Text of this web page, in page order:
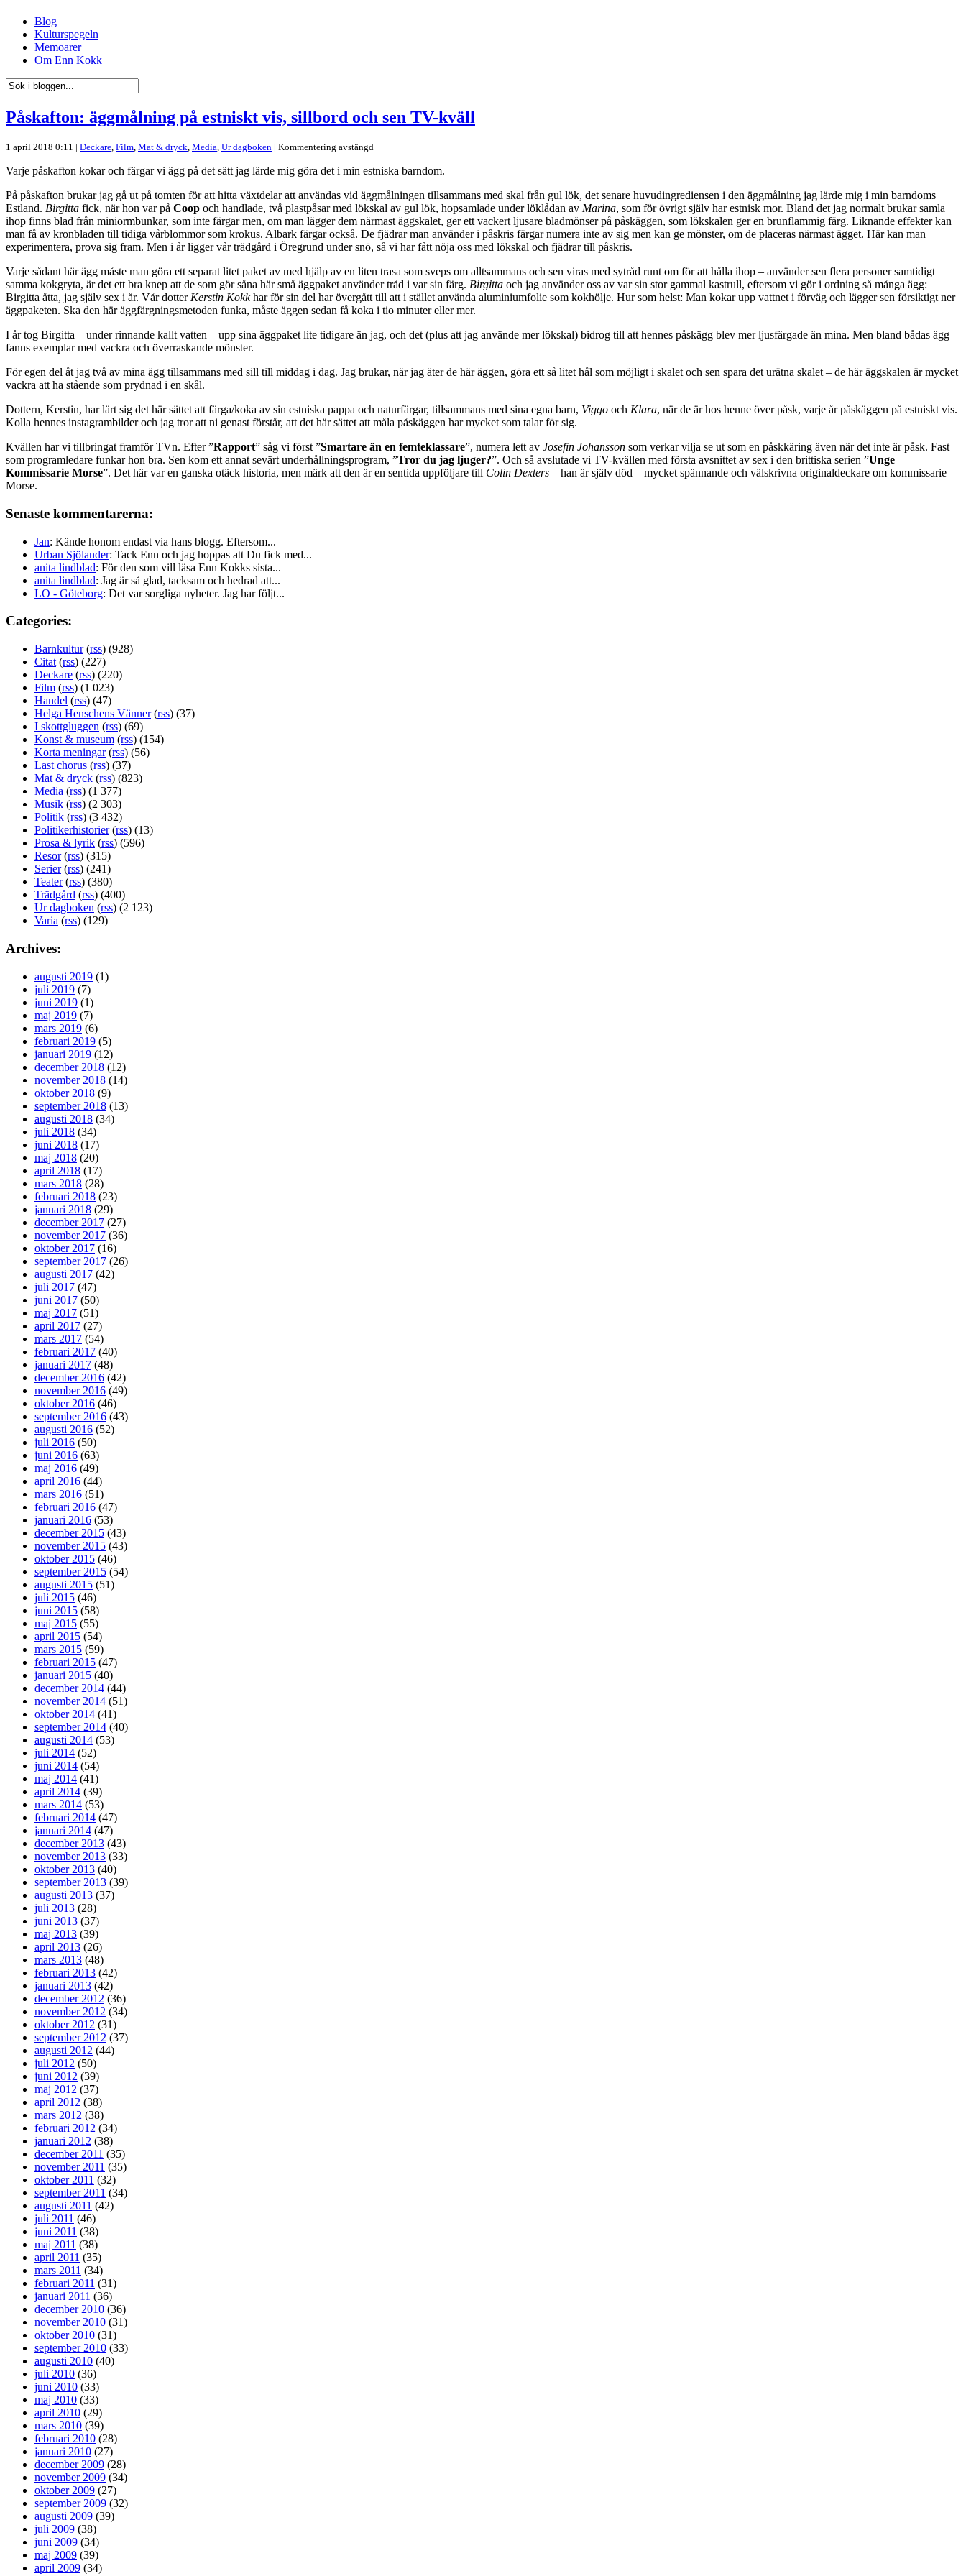
Blog
Kulturspegeln
Memoarer
Om Enn Kokk
Påskafton: äggmålning på estniskt vis, sillbord och sen TV-kväll
1 april 2018 0:11 | Deckare, Film, Mat & dryck, Media, Ur dagboken | Kommentering avstängd
Varje påskafton kokar och färgar vi ägg på det sätt jag lärde mig göra det i min estniska barndom.
På påskafton brukar jag gå ut på tomten för att hitta växtdelar att användas vid äggmålningen tillsammans med skal från gul lök, det senare huvudingrediensen i den äggmålning jag lärde mig i min barndoms
Estland. Birgitta fick, när hon var på Coop och handlade, två plastpåsar med lökskal av gul lök, hopsamlade under löklådan av Marina, som för övrigt själv har estnisk mor. Bland det jag normalt brukar samla
ihop finns blad från miniormbunkar, som inte färgar men, om man lägger dem närmast äggskalet, ger ett vackert ljusare bladmönser på påskäggen, som lökskalen ger en brunflammig färg. Liknande effekter kan
man få av kronbladen till tidiga vårblommor som krokus. Albark färgar också. De fjädrar man använder i påskris färgar numera inte av sig men kan ge mönster, om de placeras närmast ägget. Här kan man
experimentera, prova sig fram. Men i år ligger vår trädgård i Öregrund under snö, så vi har fått nöja oss med lökskal och fjädrar till påskris.
Varje sådant här ägg måste man göra ett separat litet paket av med hjälp av en liten trasa som sveps om alltsammans och sen viras med sytråd runt om för att hålla ihop – använder sen flera personer samtidigt
samma kokgryta, är det ett bra knep att de som gör såna här små äggpaket använder tråd i var sin färg. Birgitta och jag använder oss av var sin stor gammal kastrull, eftersom vi gör i ordning så många ägg:
Birgitta åtta, jag själv sex i år. Vår dotter Kerstin Kokkhar för sin del har övergått till att i stället använda aluminiumfolie som kokhölje. Hur som helst: Man kokar upp vattnet i förväg och lägger sen försiktigt ner
äggpaketen. Ska den här äggfärgningsmetoden funka, måste äggen sedan få koka i tio minuter eller mer.
I år tog Birgitta – under rinnande kallt vatten – upp sina äggpaket lite tidigare än jag, och det (plus att jag använde mer lökskal) bidrog till att hennes påskägg blev mer ljusfärgade än mina. Men bland bådas ägg
fanns exemplar med vackra och överraskande mönster.
För egen del åt jag två av mina ägg tillsammans med sill till middag i dag. Jag brukar, när jag äter de här äggen, göra ett så litet hål som möjligt i skalet och sen spara det urätna skalet – de här äggskalen är mycket
vackra att ha stående som prydnad i en skål.
Dottern, Kerstin, har lärt sig det här sättet att färga/koka av sin estniska pappa och naturfärgar, tillsammans med sina egna barn, Viggo och Klara, när de är hos henne över påsk, varje år påskäggen på estniskt vis.
Kolla hennes instagrambilder och jag tror att ni genast förstår, att det här sättet att måla påskäggen har mycket som talar för sig.
Kvällen har vi tillbringat framför TVn. Efter ”Rapport” såg vi först ”Smartare än en femteklassare”, numera lett av Josefin Johansson som verkar vilja se ut som en påskkäring även när det inte är påsk. Fast
som programledare funkar hon bra. Sen kom ett annat sevärt underhållningsprogram, ”Tror du jag ljuger?”. Och så avslutade vi TV-kvällen med första avsnittet av sex i den brittiska serien ”Unge
Kommissarie Morse”. Det här var en ganska otäck historia, men märk att den är en sentida uppföljare till Colin Dexters – han är själv död – mycket spännande och välskrivna originaldeckare om kommissarie
Morse.
Senaste kommentarerna:
Jan: Kände honom endast via hans blogg. Eftersom...
Urban Sjölander: Tack Enn och jag hoppas att Du fick med...
anita lindblad: För den som vill läsa Enn Kokks sista...
anita lindblad: Jag är så glad, tacksam och hedrad att...
LO - Göteborg: Det var sorgliga nyheter. Jag har följt...
Categories:
Barnkultur(rss) (928)
Citat (rss) (227)
Deckare (rss) (220)
Film (rss) (1 023)
Handel (rss) (47)
Helga Henschens Vänner(rss) (37)
I skottgluggen (rss) (69)
Konst & museum (rss) (154)
Korta meningar(rss) (56)
Last chorus (rss) (37)
Mat & dryck (rss) (823)
Media (rss) (1 377)
Musik (rss) (2 303)
Politik (rss) (3 432)
Politikerhistorier(rss) (13)
Prosa & lyrik (rss) (596)
Resor(rss) (315)
Serier(rss) (241)
Teater(rss) (380)
Trädgård (rss) (400)
Ur dagboken (rss) (2 123)
Varia (rss) (129)
Archives:
augusti 2019 (1)
juli 2019 (7)
juni 2019 (1)
maj 2019 (7)
mars 2019 (6)
februari 2019 (5)
januari 2019 (12)
december 2018 (12)
november 2018 (14)
oktober 2018 (9)
september 2018 (13)
augusti 2018 (34)
juli 2018 (34)
juni 2018 (17)
maj 2018 (20)
april 2018 (17)
mars 2018 (28)
februari 2018 (23)
januari 2018 (29)
december 2017 (27)
november 2017 (36)
oktober 2017 (16)
september 2017 (26)
augusti 2017 (42)
juli 2017 (47)
juni 2017 (50)
maj 2017 (51)
april 2017 (27)
mars 2017 (54)
februari 2017 (40)
januari 2017 (48)
december 2016 (42)
november 2016 (49)
oktober 2016 (46)
september 2016 (43)
augusti 2016 (52)
juli 2016 (50)
juni 2016 (63)
maj 2016 (49)
april 2016 (44)
mars 2016 (51)
februari 2016 (47)
januari 2016 (53)
december 2015 (43)
november 2015 (43)
oktober 2015 (46)
september 2015 (54)
augusti 2015 (51)
juli 2015 (46)
juni 2015 (58)
maj 2015 (55)
april 2015 (54)
mars 2015 (59)
februari 2015 (47)
januari 2015 (40)
december 2014 (44)
november 2014 (51)
oktober 2014 (41)
september 2014 (40)
augusti 2014 (53)
juli 2014 (52)
juni 2014 (54)
maj 2014 (41)
april 2014 (39)
mars 2014 (53)
februari 2014 (47)
januari 2014 (47)
december 2013 (43)
november 2013 (33)
oktober 2013 (40)
september 2013 (39)
augusti 2013 (37)
juli 2013 (28)
juni 2013 (37)
maj 2013 (39)
april 2013 (26)
mars 2013 (48)
februari 2013 (42)
januari 2013 (42)
december 2012 (36)
november 2012 (34)
oktober 2012 (31)
september 2012 (37)
augusti 2012 (44)
juli 2012 (50)
juni 2012 (39)
maj 2012 (37)
april 2012 (38)
mars 2012 (38)
februari 2012 (34)
januari 2012 (38)
december 2011 (35)
november 2011 (35)
oktober 2011 (32)
september 2011 (34)
augusti 2011 (42)
juli 2011 (46)
juni 2011 (38)
maj 2011 (38)
april 2011 (35)
mars 2011 (34)
februari 2011 (31)
januari 2011 (36)
december 2010 (36)
november 2010 (31)
oktober 2010 (31)
september 2010 (33)
augusti 2010 (40)
juli 2010 (36)
juni 2010 (33)
maj 2010 (33)
april 2010 (29)
mars 2010 (39)
februari 2010 (28)
januari 2010 (27)
december 2009 (28)
november 2009 (34)
oktober 2009 (27)
september 2009 (32)
augusti 2009 (39)
juli 2009 (38)
juni 2009 (34)
maj 2009 (39)
april 2009 (34)